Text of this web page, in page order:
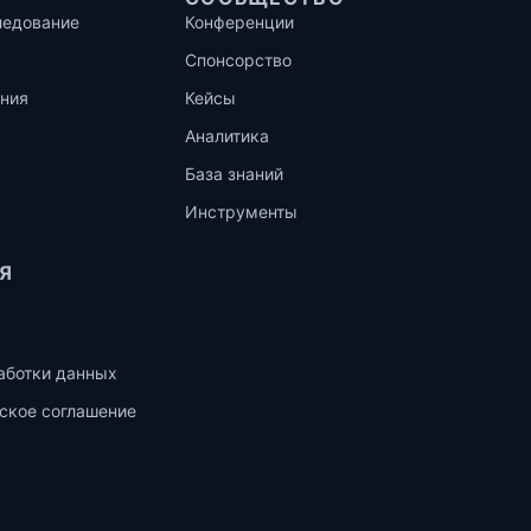
Конференции
Спонсорство
Кейсы
Аналитика
База знаний
Инструменты
данных
соглашение